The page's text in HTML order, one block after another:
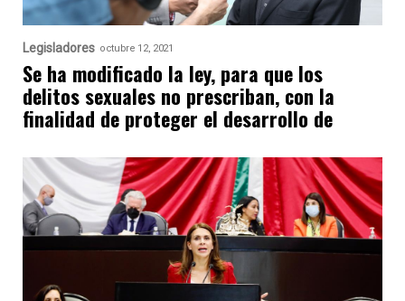
Legisladores octubre 12, 2021
Se ha modificado la ley, para que los
delitos sexuales no prescriban, con la
finalidad de proteger el desarrollo de